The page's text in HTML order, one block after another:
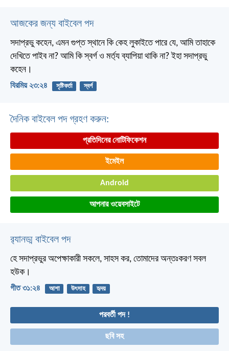
আজকের জন্য বাইবেল পদ
সদাপ্রভু কহেন, এমন গুপ্ত স্থানে কি কেহ লুকাইতে পারে যে, আমি তাহাকে
দেখিতে পাইব না? আমি কি স্বর্গ ও মর্ত্য ব্যাপিয়া থাকি না? ইহা সদাপ্রভু
কহেন।
যিরমিয় ২৩:২৪ সৃষ্টিকর্তা স্বর্গ
দৈনিক বাইবেল পদ গ্রহণ করুন:
প্রতিদিনের নোটিফিকেশন
ইমেইল
Android
আপনার ওয়েবসাইটে
র‌্যানড্ম বাইবেল পদ
হে সদাপ্রভুর অপেক্ষাকারী সকলে, সাহস কর, তোমাদের অন্তঃকরণ সবল
হউক।
গীত ৩১:২৪ আশা উৎসাহ হৃদয়
পরবর্তী পদ !
ছবি সহ